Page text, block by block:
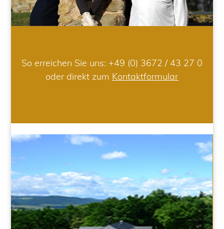
So erreichen Sie uns: +49 (0) 3672 / 43 27 0
oder direkt zum Kontaktformular